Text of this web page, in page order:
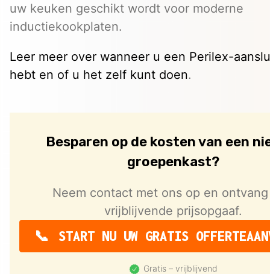
uw keuken geschikt wordt voor moderne
inductiekookplaten.
Leer meer over wanneer u een Perilex-
hebt en of u het zelf kunt doen.
Besparen op de kosten van een
groepenkast?
Neem contact met ons op en
vrijblijvende prijsopgaaf.
START NU UW GRATIS
Gratis – vrijblijvend